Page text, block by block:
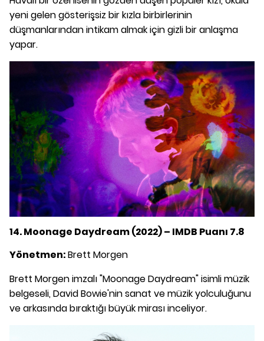
yeni gelen gösterişsiz bir kızla birbirlerinin
düşmanlarından intikam almak için gizli bir anlaşma
yapar.
14. Moonage Daydream (2022) – IMDB Puanı 7.8
Yönetmen:Brett Morgen
Brett Morgen imzalı "Moonage Daydream" isimli müzik
belgeseli, David Bowie'nin sanat ve müzik yolculuğunu
ve arkasında bıraktığı büyük mirası inceliyor.